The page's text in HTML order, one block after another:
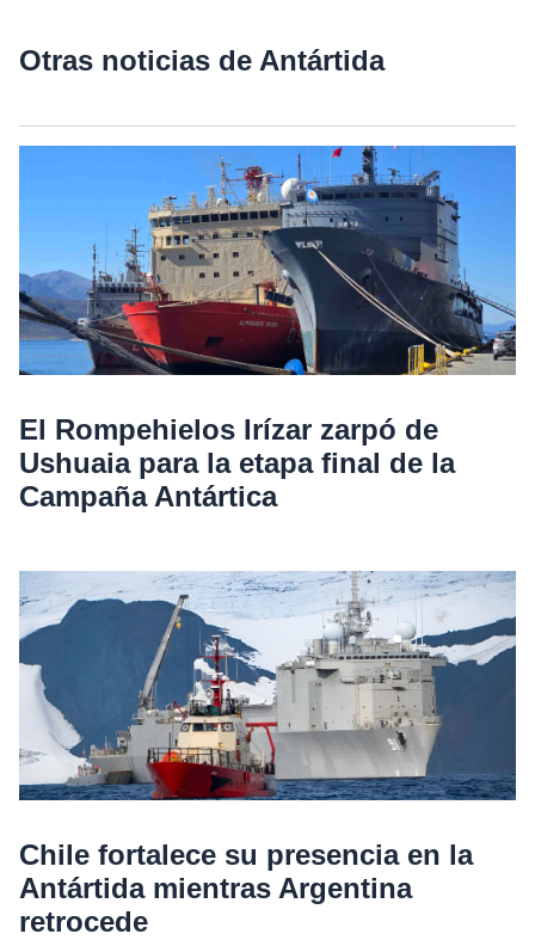
Otras noticias de Antártida
El Rompehielos Irízar zarpó de
Ushuaia para la etapa final de la
Campaña Antártica
Chile fortalece su presencia en la
Antártida mientras Argentina
retrocede